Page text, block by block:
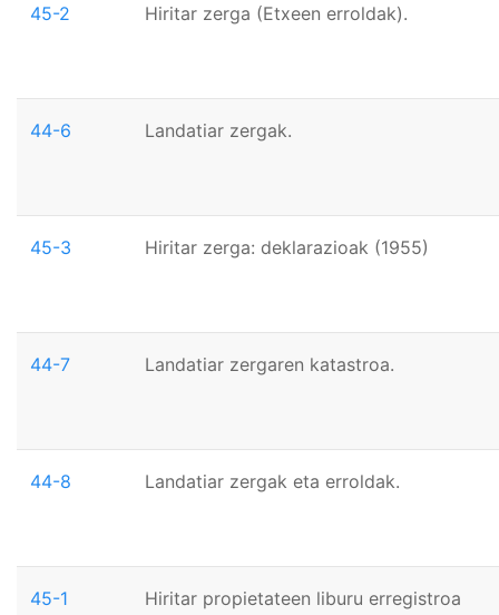
45-2 Hiritar zerga (Etxeen erroldak).
44-6 Landatiar zergak.
45-3 Hiritar zerga: deklarazioak (1955)
44-7 Landatiar zergaren katastroa.
44-8 Landatiar zergak eta erroldak.
45-1
Hiritar propietateen liburu erregistroa